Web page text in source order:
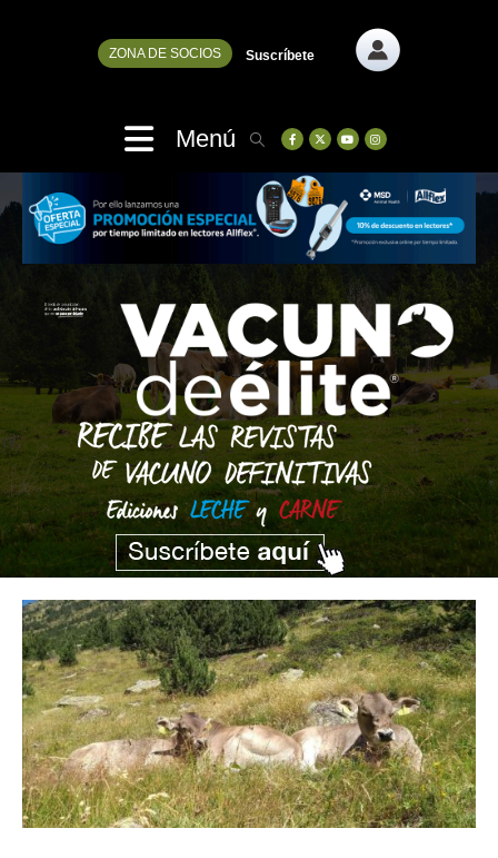
ZONA DE SOCIOS Suscríbete
Menú